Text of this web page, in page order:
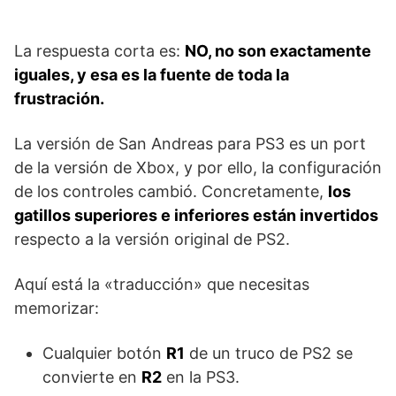
La respuesta corta es: NO, no son exactamente
iguales, y esa es la fuente de toda la
frustración.
La versión de San Andreas para PS3 es un port
de la versión de Xbox, y por ello, la configuración
de los controles cambió. Concretamente, los
gatillos superiores e inferiores están invertidos
respecto a la versión original de PS2.
Aquí está la «traducción» que necesitas
memorizar:
Cualquier botón R1 de un truco de PS2 se
convierte en R2 en la PS3.